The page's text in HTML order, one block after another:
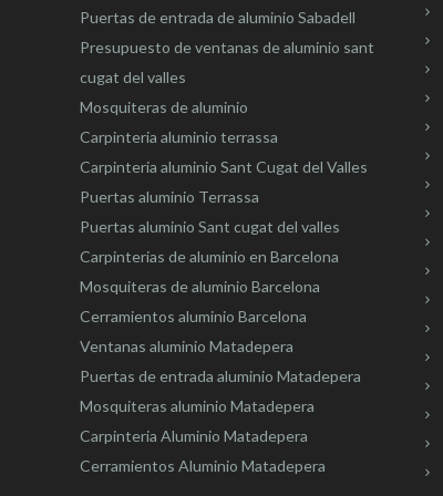
Puertas de entrada de aluminio Sabadell
Presupuesto de ventanas de aluminio sant
cugat del valles
Mosquiteras de aluminio
Carpinteria aluminio terrassa
Carpinteria aluminio Sant Cugat del Valles
Puertas aluminio Terrassa
Puertas aluminio Sant cugat del valles
Carpinterias de aluminio en Barcelona
Mosquiteras de aluminio Barcelona
Cerramientos aluminio Barcelona
Ventanas aluminio Matadepera
Puertas de entrada aluminio Matadepera
Mosquiteras aluminio Matadepera
Carpinteria Aluminio Matadepera
Cerramientos Aluminio Matadepera